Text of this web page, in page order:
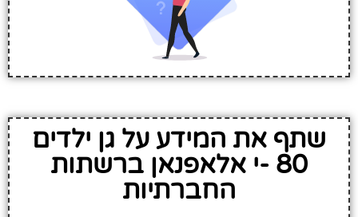
שתף את המידע על גן ילדים
80 -י אלאפנאן ברשתות
החברתיות